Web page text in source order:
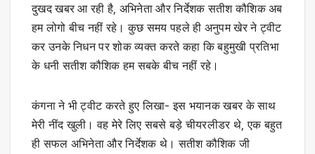
दुखद खबर आ रही है, अभिनेता और निर्देशक सतीश कौशिक अब
हम लोगो बीच नहीं रहे। कुछ समय पहले ही अनुपम खेर ने ट्वीट
कर उनके निधन पर शोक व्यक्त करते कहा कि बहुमुखी प्रतिभा
के धनी सतीश कौशिक हम सबके बीच नहीं रहे।
कंगना ने भी ट्वीट करते हुए लिखा- इस भयानक खबर के साथ
मेरी नींद खुली। वह मेरे लिए सबसे बड़े चीयरलीडर थे, एक बहुत
ही सफल अभिनेता और निर्देशक थे। सतीश कौशिक जी